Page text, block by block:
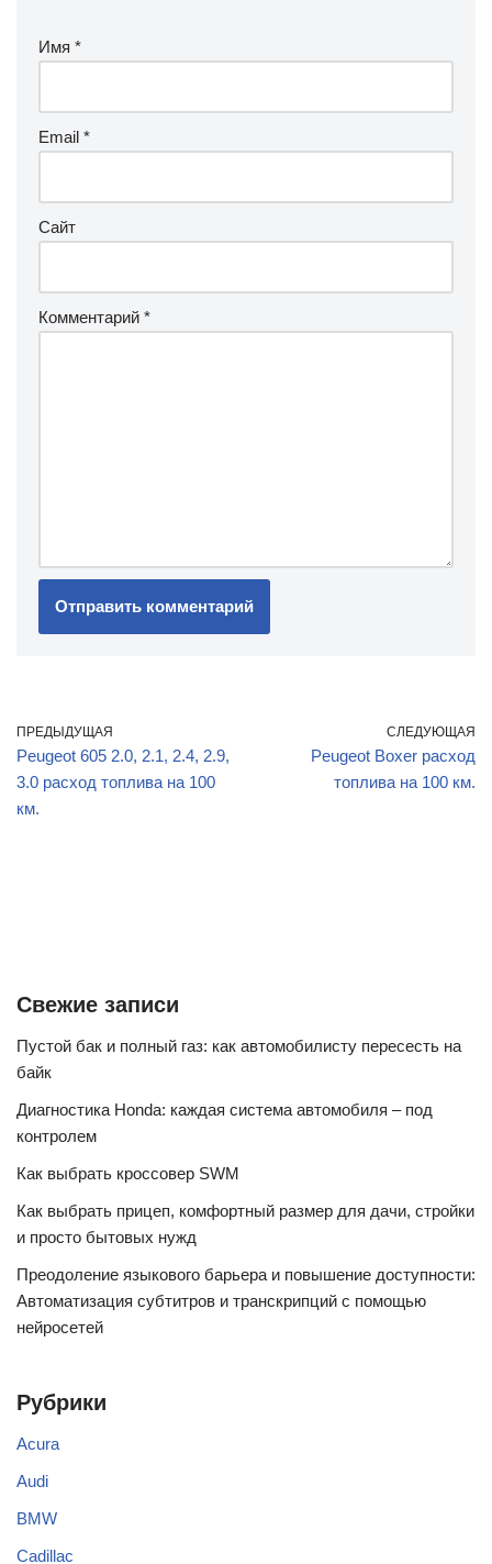
Имя *
Email *
Сайт
Комментарий *
ПРЕДЫДУЩАЯ
Peugeot 605 2.0, 2.1, 2.4, 2.9,
3.0 расход топлива на 100
км.
СЛЕДУЮЩАЯ
Peugeot Boxer расход
топлива на 100 км.
Свежие записи
Пустой бак и полный газ: как автомобилисту пересесть на
байк
Диагностика Honda: каждая система автомобиля – под
контролем
Как выбрать кроссовер SWM
Как выбрать прицеп, комфортный размер для дачи, стройки
и просто бытовых нужд
Преодоление языкового барьера и повышение доступности:
Автоматизация субтитров и транскрипций с помощью
нейросетей
Рубрики
Acura
Audi
BMW
Cadillac